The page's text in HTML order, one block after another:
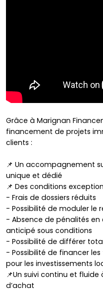
Grâce à Marignan
financement de projets
clients :
📌 Un accompagnement
unique et dédié
📌 Des conditions
- Frais de dossiers réduits
- Possibilité de moduler le
- Absence de pénalités
anticipé sous conditions
- Possibilité de différer
- Possibilité de financer
pour les investissements
📌Un suivi continu et
d’achat